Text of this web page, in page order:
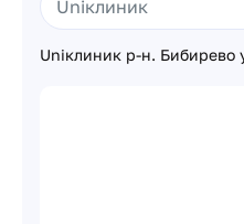
Uniклиник р-н. Бибирево